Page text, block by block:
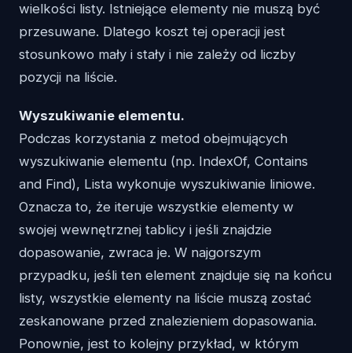
wielkości listy. Istniejące elementy nie muszą być
przesuwane. Dlatego koszt tej operacji jest
stosunkowo mały i stały i nie zależy od liczby
pozycji na liście.
Wyszukiwanie elementu.
Podczas korzystania z metod obejmujących
wyszukiwanie elementu (np. IndexOf, Contains
and Find), Lista wykonuje wyszukiwanie liniowe.
Oznacza to, że iteruje wszystkie elementy w
swojej wewnętrznej tablicy i jeśli znajdzie
dopasowanie, zwraca je. W najgorszym
przypadku, jeśli ten element znajduje się na końcu
listy, wszystkie elementy na liście muszą zostać
zeskanowane przed znalezieniem dopasowania.
Ponownie, jest to kolejny przykład, w którym